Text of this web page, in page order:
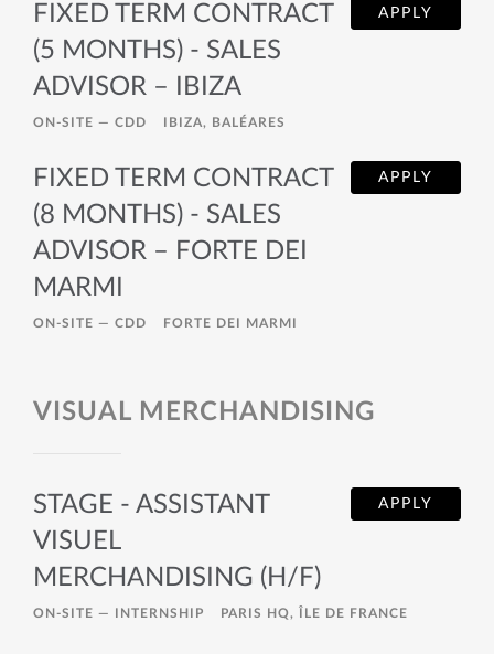
APPLY
FIXED TERM CONTRACT
(5 MONTHS) - SALES
ADVISOR – IBIZA
ON-SITE — CDD IBIZA, BALÉARES
APPLY
FIXED TERM CONTRACT
(8 MONTHS) - SALES
ADVISOR – FORTE DEI
MARMI
ON-SITE — CDD FORTE DEI MARMI
VISUAL MERCHANDISING
APPLY
STAGE - ASSISTANT
VISUEL
MERCHANDISING (H/F)
ON-SITE — INTERNSHIP PARIS HQ, ÎLE DE FRANCE